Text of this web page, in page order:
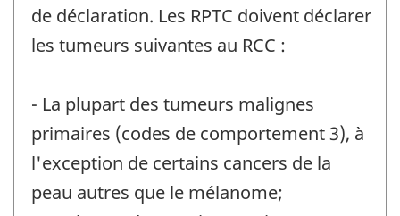
de déclaration. Les RPTC doivent déclarer
les tumeurs suivantes au RCC :
- La plupart des tumeurs malignes
primaires (codes de comportement 3), à
l'exception de certains cancers de la
peau autres que le mélanome;